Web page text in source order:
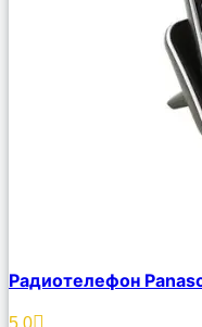
Описание
Избранное
Радиотелефон
5.0